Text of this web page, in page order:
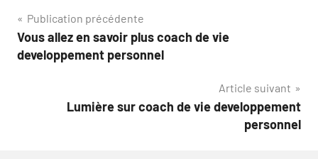
Navigation
de
Publication précédente
Vous allez en savoir plus coach de vie
developpement personnel
Article suivant
Lumière sur coach de vie developpement
personnel